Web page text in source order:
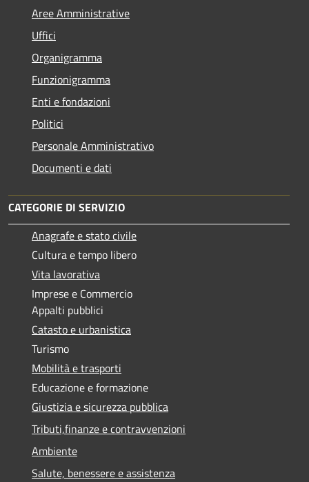
Aree Amministrative
Uffici
Organigramma
Funzionigramma
Enti e fondazioni
Politici
Personale Amministrativo
Documenti e dati
CATEGORIE DI SERVIZIO
Anagrafe e stato civile
Cultura e tempo libero
Vita lavorativa
Imprese e Commercio
Appalti pubblici
Catasto e urbanistica
Turismo
Mobilità e trasporti
Educazione e formazione
Giustizia e sicurezza pubblica
Tributi,finanze e contravvenzioni
Ambiente
Salute, benessere e assistenza